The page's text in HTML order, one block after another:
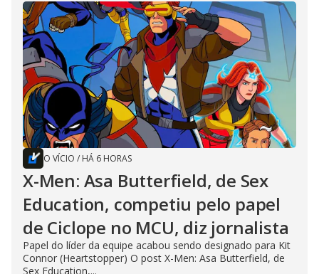
O VÍCIO / HÁ 6 HORAS
X-Men: Asa Butterfield, de Sex
Education, competiu pelo papel
de Ciclope no MCU, diz jornalista
Papel do líder da equipe acabou sendo designado para Kit
Connor (Heartstopper) O post X-Men: Asa Butterfield, de
Sex Education,...